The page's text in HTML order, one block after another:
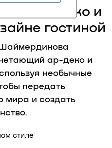
ар-деко и
гостиной
ар-деко и
необычные
передать
мира и создать
стиле